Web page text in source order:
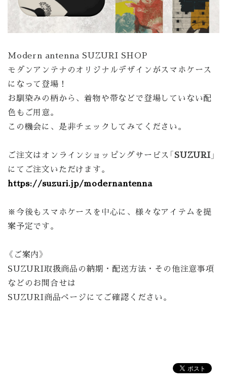
Modern antenna SUZURI SHOP
モダンアンテナのオリジナルデザインがスマホケース
になって登場！
お馴染みの柄から、着物や帯などで登場していない配
色もご用意。
この機会に、是非チェックしてみてください。
ご注文はオンラインショッピングサービス「SUZURI 」
にてご注文いただけます。
https://suzuri.jp/modernantenna
※今後もスマホケースを中心に、様々なアイテムを提
案予定です。
《ご案内》
SUZURI取扱商品の納期・配送方法・その他注意事項
などのお問合せは
SUZURI商品ページにてご確認ください。